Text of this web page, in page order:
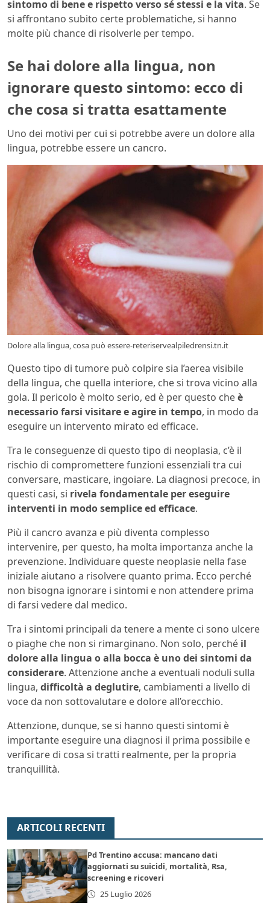
sintomo di bene e rispetto verso sé stessi e la vita. Se
si affrontano subito certe problematiche, si hanno
molte più chance di risolverle per tempo.
Se hai dolore alla lingua, non
ignorare questo sintomo: ecco di
che cosa si tratta esattamente
Uno dei motivi per cui si potrebbe avere un dolore alla
lingua, potrebbe essere un cancro.
Dolore alla lingua, cosa può essere-reteriservealpiledrensi.tn.it
Questo tipo di tumore può colpire sia l’aerea visibile
della lingua, che quella interiore, che si trova vicino alla
gola. Il pericolo è molto serio, ed è per questo cheè
necessario farsi visitare e agire in tempo, in modo da
eseguire un intervento mirato ed efficace.
Tra le conseguenze di questo tipo di neoplasia, c’è il
rischio di compromettere funzioni essenziali tra cui
conversare, masticare, ingoiare. La diagnosi precoce, in
questi casi, si rivela fondamentale per eseguire
interventi in modo semplice ed efficace.
Più il cancro avanza e più diventa complesso
intervenire, per questo, ha molta importanza anche la
prevenzione. Individuare queste neoplasie nella fase
iniziale aiutano a risolvere quanto prima. Ecco perché
non bisogna ignorare i sintomi e non attendere prima
di farsi vedere dal medico.
Tra i sintomi principali da tenere a mente ci sono ulcere
o piaghe che non si rimarginano. Non solo, perché il
dolore alla lingua o alla bocca è uno dei sintomi da
considerare. Attenzione anche a eventuali noduli sulla
lingua, difficoltà a deglutire, cambiamenti a livello di
voce da non sottovalutare e dolore all’orecchio.
Attenzione, dunque, se si hanno questi sintomi è
importante eseguire una diagnosi il prima possibile e
verificare di cosa si tratti realmente, per la propria
tranquillità.
ARTICOLI RECENTI
Pd Trentino accusa: mancano dati
aggiornati su suicidi, mortalità, Rsa,
screening e ricoveri
25 Luglio 2026